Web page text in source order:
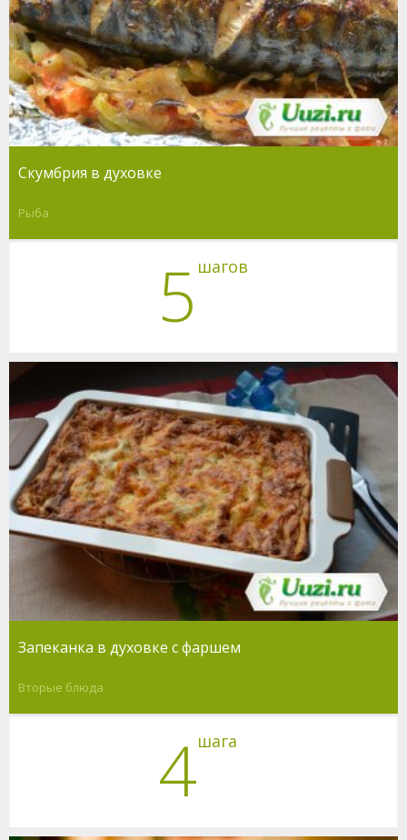
Скумбрия в духовке
Рыба
5 шагов
Запеканка в духовке с фаршем
Вторые блюда
4шага